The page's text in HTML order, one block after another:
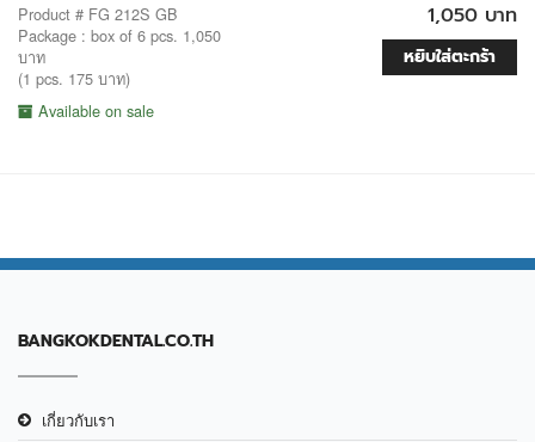
Product # FG 212S GB
Package : box of 6 pcs. 1,050
บาท
(1 pcs. 175 บาท)
Available on sale
1,050 บาท
หยิบใส่ตะกร้า
BANGKOKDENTAL.CO.TH
เกี่ยวกับเรา